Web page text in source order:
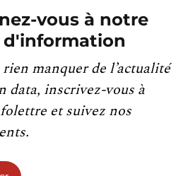
vous à notre
manquer de l’actualité
data, inscrivez-vous à
et suivez nos